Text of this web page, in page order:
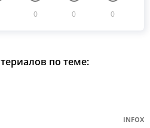
0 0 0
по теме:
INFOX